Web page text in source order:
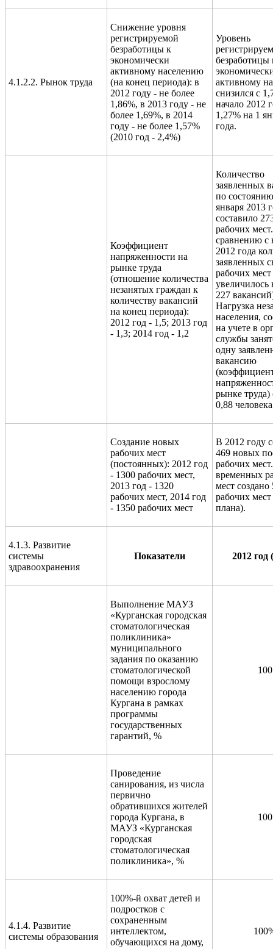
4.1.2.2. Рынок труда
Снижение уровня
регистрируемой
безработицы к
экономически
активному населению
(на конец периода): в
2012 году - не более
1,86%, в 2013 году - не
более 1,69%, в 2014
году - не более 1,57%
(2010 год - 2,4%)
Уровень
безработицы
активному
снизился с
начало 2012
1,27% на 1
года.
Коэффициент
напряженности на
рынке труда
(отношение количества
незанятых граждан к
количеству вакансий
на конец периода):
2012 год - 1,5; 2013 год
- 1,3; 2014 год - 1,2
Количество
заявленных
по
января 2013
составило
рабочих
сравнению с
2012 года
заявленных
рабочих мест
увеличилось
227
Нагрузка
населения,
на учете в
службы
одну
вакансию
рынке труда)
0,88
Создание новых
рабочих мест
(постоянных): 2012 год
- 1300 рабочих мест,
2013 год - 1320
рабочих мест, 2014 год
- 1350 рабочих мест
В 2012 году
469 новых
рабочих
временных
мест создано
рабочих
плана).
4.1.3. Развитие
системы
здравоохранения
Показатели 2012 год
Выполнение МАУЗ
«Курганская городская
стоматологическая
поликлиника»
муниципального
задания по оказанию
стоматологической
помощи взрослому
населению города
Кургана в рамках
программы
государственных
гарантий, %
100
Проведение
санирования, из числа
первично
обратившихся жителей
города Кургана, в
МАУЗ «Курганская
городская
стоматологическая
поликлиника», %
100
4.1.4. Развитие
системы образования
100%-й охват детей и
подростков с
сохраненным
интеллектом,
обучающихся на дому,